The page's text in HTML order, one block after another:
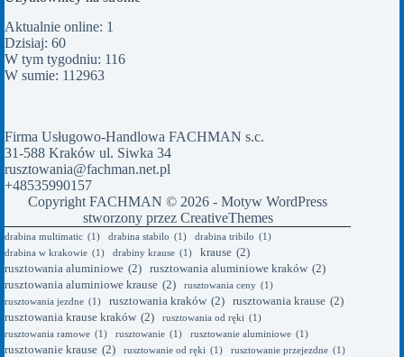
Aktualnie online: 1
Dzisiaj: 60
W tym tygodniu: 116
W sumie: 112963
Firma Usługowo-Handlowa FACHMAN s.c.
31-588 Kraków ul. Siwka 34
rusztowania@fachman.net.pl
+48535990157
Copyright FACHMAN © 2026 - Motyw WordPress
stworzony przez CreativeThemes
drabina multimatic (1) drabina stabilo (1) drabina tribilo (1)
drabina w krakowie (1) drabiny krause (1) krause (2)
rusztowania aluminiowe (2) rusztowania aluminiowe kraków (2)
rusztowania aluminiowe krause (2) rusztowania ceny (1)
rusztowania jezdne (1) rusztowania kraków (2) rusztowania krause (2)
rusztowania krause kraków (2) rusztowania od ręki (1)
rusztowania ramowe (1) rusztowanie (1) rusztowanie aluminiowe (1)
rusztowanie krause (2) rusztowanie od ręki (1) rusztowanie przejezdne (1)